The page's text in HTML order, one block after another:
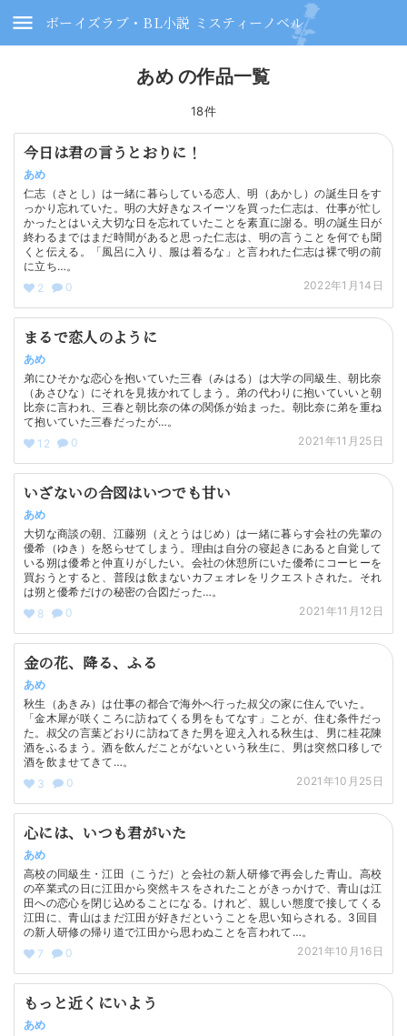
ボーイズラブ・BL小説 ミスティーノベル
あめ の作品一覧
18件
今日は君の言うとおりに！
あめ
仁志（さとし）は一緒に暮らしている恋人、明（あかし）の誕生日をす
っかり忘れていた。明の大好きなスイーツを買った仁志は、仕事が忙し
かったとはいえ大切な日を忘れていたことを素直に謝る。明の誕生日が
終わるまではまだ時間があると思った仁志は、明の言うことを何でも聞
くと伝える。「風呂に入り、服は着るな」と言われた仁志は裸で明の前
に立ち…。
2
0 2022年1月14日
まるで恋人のように
あめ
弟にひそかな恋心を抱いていた三春（みはる）は大学の同級生、朝比奈
（あさひな）にそれを見抜かれてしまう。弟の代わりに抱いていいと朝
比奈に言われ、三春と朝比奈の体の関係が始まった。朝比奈に弟を重ね
て抱いていた三春だったが…。
12
0 2021年11月25日
いざないの合図はいつでも甘い
あめ
大切な商談の朝、江藤朔（えとうはじめ）は一緒に暮らす会社の先輩の
優希（ゆき）を怒らせてしまう。理由は自分の寝起きにあると自覚して
いる朔は優希と仲直りがしたい。会社の休憩所にいた優希にコーヒーを
買おうとすると、普段は飲まないカフェオレをリクエストされた。それ
は朔と優希だけの秘密の合図だった…。
8
0 2021年11月12日
金の花、降る、ふる
あめ
秋生（あきみ）は仕事の都合で海外へ行った叔父の家に住んでいた。
「金木犀が咲くころに訪ねてくる男をもてなす」ことが、住む条件だっ
た。叔父の言葉どおりに訪ねてきた男を迎え入れる秋生は、男に桂花陳
酒をふるまう。酒を飲んだことがないという秋生に、男は突然口移しで
酒を飲ませてきて…。
3
0 2021年10月25日
心には、いつも君がいた
あめ
高校の同級生・江田（こうだ）と会社の新人研修で再会した青山。高校
の卒業式の日に江田から突然キスをされたことがきっかけで、青山は江
田への恋心を閉じ込めることになる。けれど、親しい態度で接してくる
江田に、青山はまだ江田が好きだということを思い知らされる。3回目
の新人研修の帰り道で江田から思わぬことを言われて…。
7
0 2021年10月16日
もっと近くにいよう
あめ